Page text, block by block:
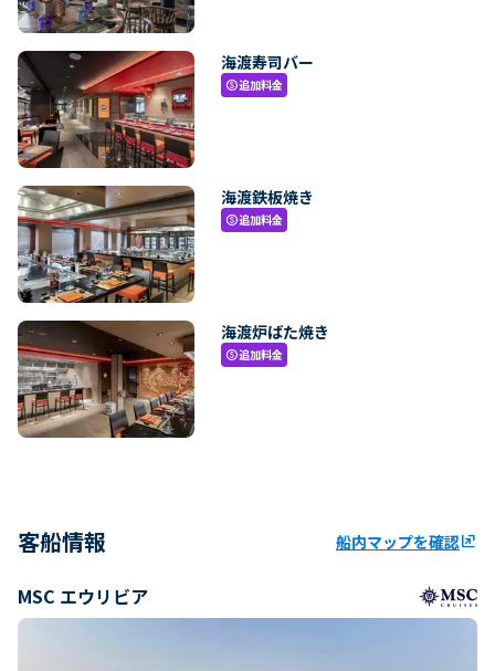
海渡寿司バー
paid追加料金
海渡鉄板焼き
paid追加料金
海渡炉ばた焼き
paid追加料金
客船情報 船内マップを確認ungroup
MSC エウリビア